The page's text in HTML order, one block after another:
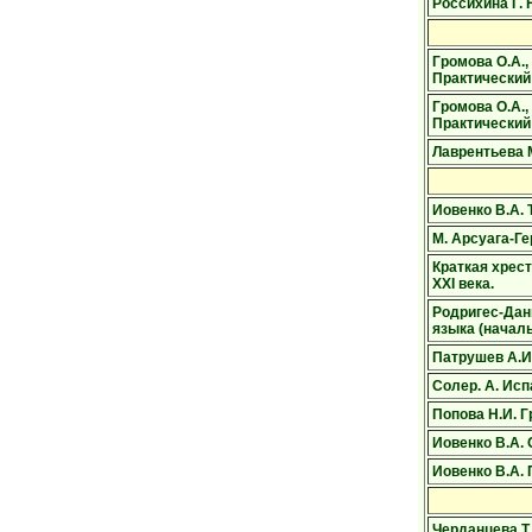
Россихина Г.
Громова О.А.,
Громова
Лаврентьева
Иовенко В.А.
М. Арсуага-
Краткая
XXI века.
Родригес-
языка
Патрушев
Солер. А.
Попова Н.И.
Иовенко В.А.
Иовенко В.А.